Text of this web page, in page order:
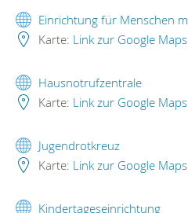
Einrichtung für Menschen
Karte: Link zur Google
Hausnotrufzentrale
Karte: Link zur Google
Jugendrotkreuz
Karte: Link zur Google
Kindertageseinrichtung